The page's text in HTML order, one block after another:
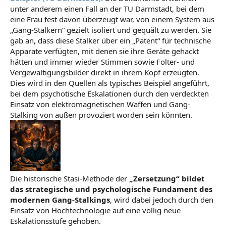
unter anderem einen Fall an der TU Darmstadt, bei dem
eine Frau fest davon überzeugt war, von einem System aus
„Gang-Stalkern“ gezielt isoliert und gequält zu werden. Sie
gab an, dass diese Stalker über ein „Patent“ für technische
Apparate verfügten, mit denen sie ihre Geräte gehackt
hätten und immer wieder Stimmen sowie Folter- und
Vergewaltigungsbilder direkt in ihrem Kopf erzeugten.
Dies wird in den Quellen als typisches Beispiel angeführt,
bei dem psychotische Eskalationen durch den verdeckten
Einsatz von elektromagnetischen Waffen und Gang-
Stalking von außen provoziert worden sein könnten.
Die historische Stasi-Methode der „Zersetzung“ bildet
das strategische und psychologische Fundament des
modernen Gang-Stalkings, wird dabei jedoch durch den
Einsatz von Hochtechnologie auf eine völlig neue
Eskalationsstufe gehoben.